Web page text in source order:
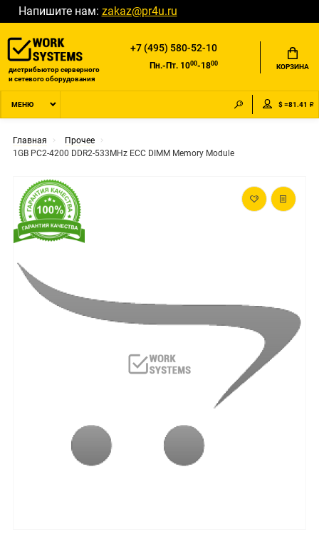
Напишите нам: zakaz@pr4u.ru
дистрибьютор серверного
и сетевого оборудования
+7 (495) 580-52-10
Пн.-Пт. 1000-1800 КОРЗИНА
МЕНЮ $ =81.41 ₽
Главная
Прочее
1GB PC2-4200 DDR2-533MHz ECC DIMM Memory Module